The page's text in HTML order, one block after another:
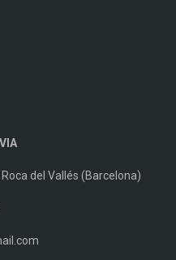
del Vallés (Barcelona)